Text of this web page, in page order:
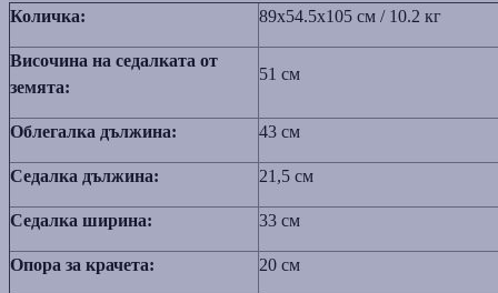
Количка: 89x54.5x105 см / 10.2 кг
Височина на седалката от
земята:
51 см
Облегалка дължина: 43 см
Седалка дължина: 21,5 см
Седалка ширина: 33 см
Опора за крачета: 20 см